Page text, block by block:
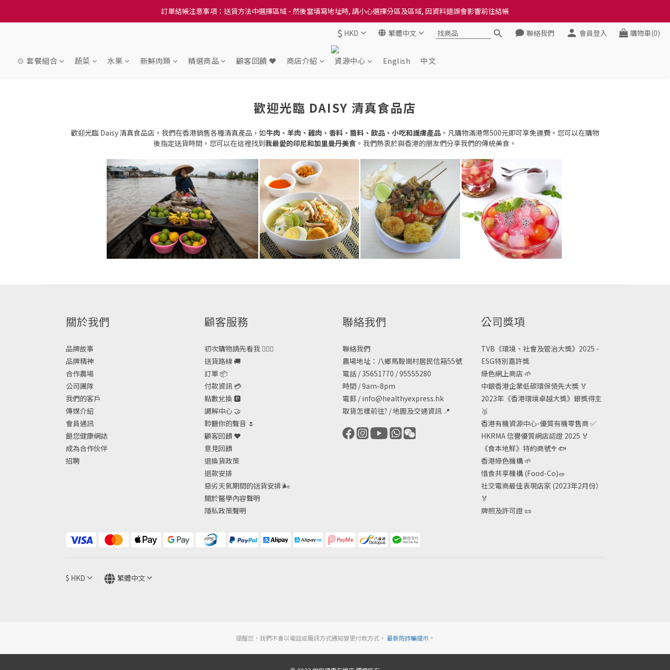
訂單結帳注意事項：送貨方法中選擇區域 - 然後當填寫地址時, 請小心選擇分區及區域, 因資料錯誤會影響前往結帳
訂單結帳注意事項：送貨方法中選擇區域 - 然後當填寫地址時, 請小心選擇分區及區域, 因資料錯誤會影響前往結帳
隆重推出本地培育田香雞、金棠雞、粵皇鷄及平原雞等，想食靚雞就要嚟《餸您健康》
訂單結帳注意事項：送貨方法中選擇區域 - 然後當填寫地址時, 請小心選擇分區及區域, 因資料錯誤會影響前往結帳
$ HKD 繁體中文 聯絡我們 會員登入 購物車(0)
🍲 套餐組合 蔬菜 水果 新鮮肉類 精選商品 顧客回饋 ❤️ 商店介紹 資源中心 English 中文
歡迎光臨 DAISY 清真食品店
歡迎光臨 Daisy 清真食品店。我們在香港銷售各種清真產品，如牛肉、羊肉、雞肉、香料、醬料 、飲品、 小吃和護膚產品 。凡購物滿港幣500元即可享免運費。您可以在購物
後指定送貨時間。您可以在這裡找到我最愛的印尼和加里曼丹美食 。我們熱衷於與香港的朋友們分享我們的傳統美食。
關於我們
品牌故事
品牌精神
合作農場
公司團隊
我們的客戶
傳媒介紹
會員通訊
餸您健康網誌
成為合作伙伴
招聘
顧客服務
初次購物請先看我 🙋🏻‍♀️
送貨路線 🚚
訂單 📦
付款資訊 💳
點數兌換 🅿️
調解中心 🤝
聆聽你的聲音 🌷
顧客回饋 ❤️
意見回饋
退換貨政策
退款安排
惡劣天氣期間的送貨安排🌬
關於醫學內容聲明
隱私政策聲明
聯絡我們
聯絡我們
農場地址：八鄉馬鞍崗村居民信箱55號
電話 / 35651770 / 95555280
時間 / 9am-8pm
電郵 / info@healthyexpress.hk
取貨怎樣前往? /地圖及交通資訊 📍
公司獎項
TVB《環境、社會及管治大獎》2025 -
ESG特別嘉許獎
綠色網上商店🌱
中銀香港企業低碳環保領先大獎🏅
2023年《香港環境卓越大獎》銀獎得主
🥈
香港有機資源中心-優質有機零售商✅
HKRMA 信譽優質網店認證 2025 🏅
《食本地鮮》特約商號🥦🐟
香港綠色機構🌱
惜食共享機構 (Food-Co)🥗
社交電商最佳表現店家 (2023年2月份）
🏅
牌照及許可證📜
$ HKD 繁體中文
提醒您，我們不會以電話或簡訊方式通知變更付款方式。 最新防詐騙提示。